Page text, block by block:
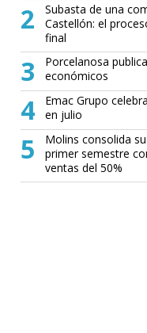
2
Subasta de una
Castellón: el
final
3
Porcelanosa
económicos
4
Emac Grupo
en julio
5
Molins consolida
primer semestre
ventas del 50%